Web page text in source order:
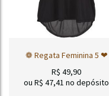
❁ Regata Feminina 5 ❤
R$ 49,90
ou R$ 47,41 no depósito